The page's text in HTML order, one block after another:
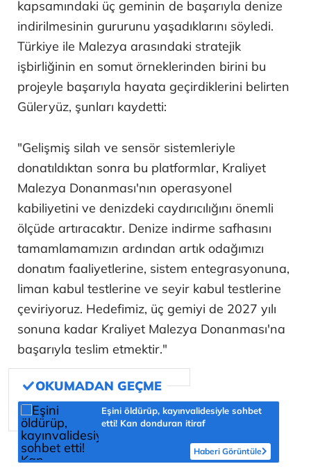
kapsamındaki üç geminin de başarıyla denize
indirilmesinin gururunu yaşadıklarını söyledi.
Türkiye ile Malezya arasındaki stratejik
işbirliğinin en somut örneklerinden birini bu
projeyle başarıyla hayata geçirdiklerini belirten
Güleryüz, şunları kaydetti:
"Gelişmiş silah ve sensör sistemleriyle
donatıldıktan sonra bu platformlar, Kraliyet
Malezya Donanması'nın operasyonel
kabiliyetini ve denizdeki caydırıcılığını önemli
ölçüde artıracaktır. Denize indirme safhasını
tamamlamamızın ardından artık odağımızı
donatım faaliyetlerine, sistem entegrasyonuna,
liman kabul testlerine ve seyir kabul testlerine
çeviriyoruz. Hedefimiz, üç gemiyi de 2027 yılı
sonuna kadar Kraliyet Malezya Donanması'na
başarıyla teslim etmektir."
Eşini öldürüp, kayınvalidesiyle sohbet
etti! Kan donduran itiraf
Haberi Görüntüle